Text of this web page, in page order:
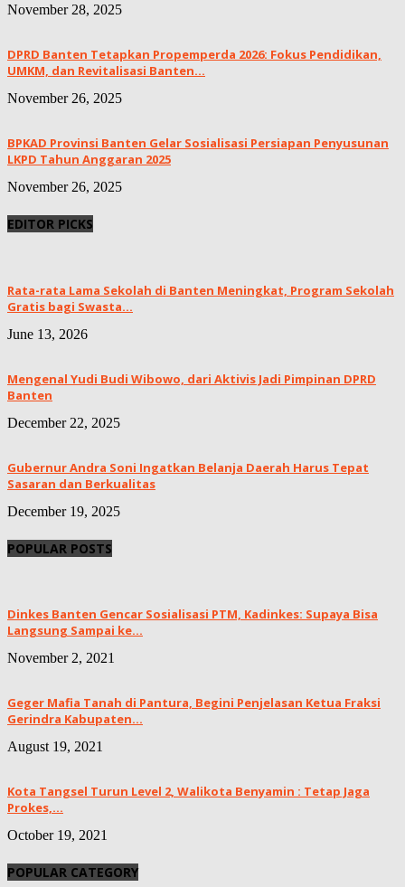
November 28, 2025
DPRD Banten Tetapkan Propemperda 2026: Fokus Pendidikan,
UMKM, dan Revitalisasi Banten...
November 26, 2025
BPKAD Provinsi Banten Gelar Sosialisasi Persiapan Penyusunan
LKPD Tahun Anggaran 2025
November 26, 2025
EDITOR PICKS
Rata-rata Lama Sekolah di Banten Meningkat, ‎Program Sekolah
Gratis bagi Swasta...
June 13, 2026
Mengenal Yudi Budi Wibowo, dari Aktivis Jadi Pimpinan DPRD
Banten
December 22, 2025
Gubernur Andra Soni Ingatkan Belanja Daerah Harus Tepat
Sasaran dan Berkualitas
December 19, 2025
POPULAR POSTS
Dinkes Banten Gencar Sosialisasi PTM, Kadinkes: Supaya Bisa
Langsung Sampai ke...
November 2, 2021
Geger Mafia Tanah di Pantura, Begini Penjelasan Ketua Fraksi
Gerindra Kabupaten...
August 19, 2021
Kota Tangsel Turun Level 2, Walikota Benyamin : Tetap Jaga
Prokes,...
October 19, 2021
POPULAR CATEGORY